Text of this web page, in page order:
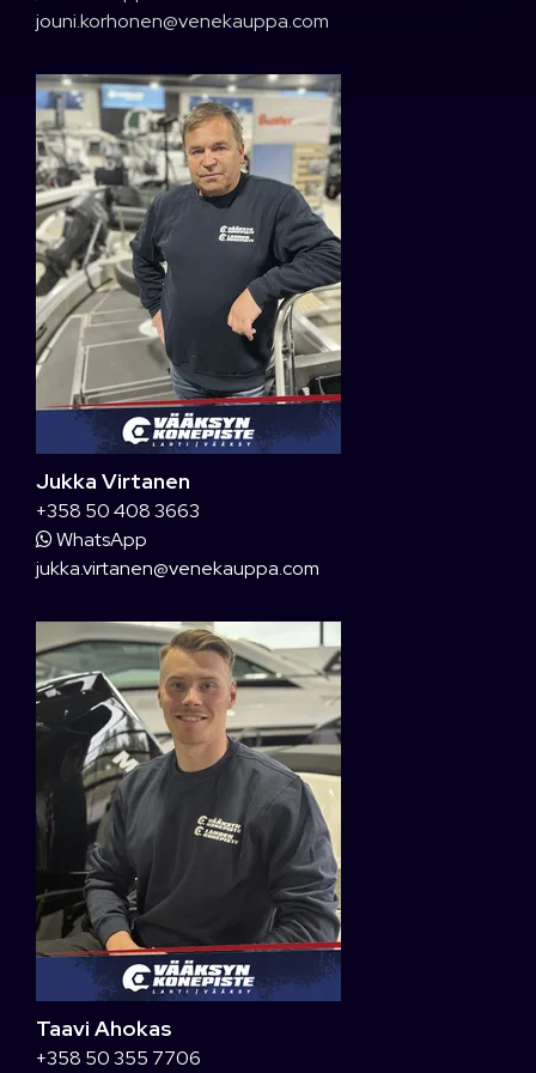
jouni.korhonen@venekauppa.com
Jukka Virtanen
+358 50 408 3663
WhatsApp
jukka.virtanen@venekauppa.com
Taavi Ahokas
+358 50 355 7706